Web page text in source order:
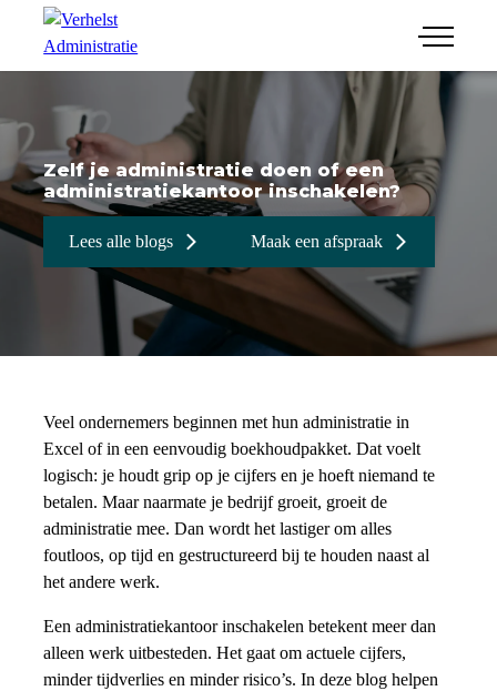
menu
Financiële administratie
Salaris & HR
Jaarrekeningen
Belastingaangifte
Bedrijfsopvolging
Online administratie
Combi jr-adviseur/ICT
Junior-adviseur
ICT-medewerker
Werkwijze
Zelf je administratie doen of een
administratiekantoor inschakelen?
Lees alle blogs Maak een afspraak
Veel ondernemers beginnen met hun administratie in
Excel of in een eenvoudig boekhoudpakket. Dat voelt
logisch: je houdt grip op je cijfers en je hoeft niemand te
betalen. Maar naarmate je bedrijf groeit, groeit de
administratie mee. Dan wordt het lastiger om alles
foutloos, op tijd en gestructureerd bij te houden naast al
het andere werk.
Een administratiekantoor inschakelen betekent meer dan
alleen werk uitbesteden. Het gaat om actuele cijfers,
minder tijdverlies en minder risico’s. In deze blog helpen